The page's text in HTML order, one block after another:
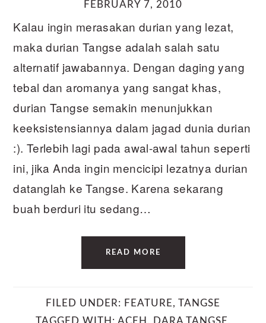
FEBRUARY 7, 2010
Kalau ingin merasakan durian yang lezat,
maka durian Tangse adalah salah satu
alternatif jawabannya. Dengan daging yang
tebal dan aromanya yang sangat khas,
durian Tangse semakin menunjukkan
keeksistensiannya dalam jagad dunia durian
:). Terlebih lagi pada awal-awal tahun seperti
ini, jika Anda ingin mencicipi lezatnya durian
datanglah ke Tangse. Karena sekarang
buah berduri itu sedang…
READ MORE
FILED UNDER: FEATURE, TANGSE
TAGGED WITH: ACEH DARA TANGSE